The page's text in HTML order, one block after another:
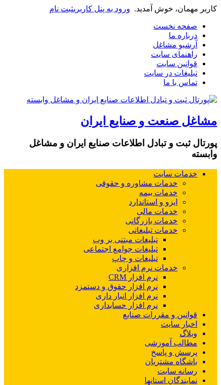
کاربر مهمان، خوش آمدید. ورود به پنل کاربریثبت نام
صفحه نخست
درباره ما
آرشیو مشاغل
راهنمای سایت
قوانین سایت
تبلیغات در سایت
تماس با ما
مشاغل صنعت و صنایع ایران
پورتال ثبت و تبادل اطلاعات صنایع ایران و مشاغل
وابسته
خدمات سایت
خدمات مشاوره و حقوقی
خدمات بیمه
ایزو و استاندارد
خدمات مالی
خدمات بازرگانی
خدمات تبلیغاتی
تبلیغات مبتنی بر وب
تبلیغات جوامع اجتماعی
تبلیغات و چاپ
خدمات نرم افزاری
نرم افزار CRM
نرم افزار حقوق و دستمزد
نرم افزار انبار داری
نرم افزار حسابداری
قوانین و مقررات صنایع
اخبار سایت
وبلاگ
مطالب آموزشی
پرسش و پاسخ
باشگاه مشتریان
رسانه سایت
نمایندگان استانها